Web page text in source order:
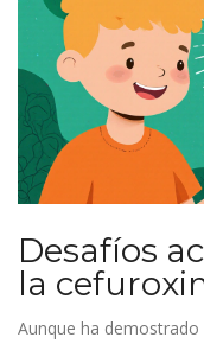
Desafíos
la
Aunque ha